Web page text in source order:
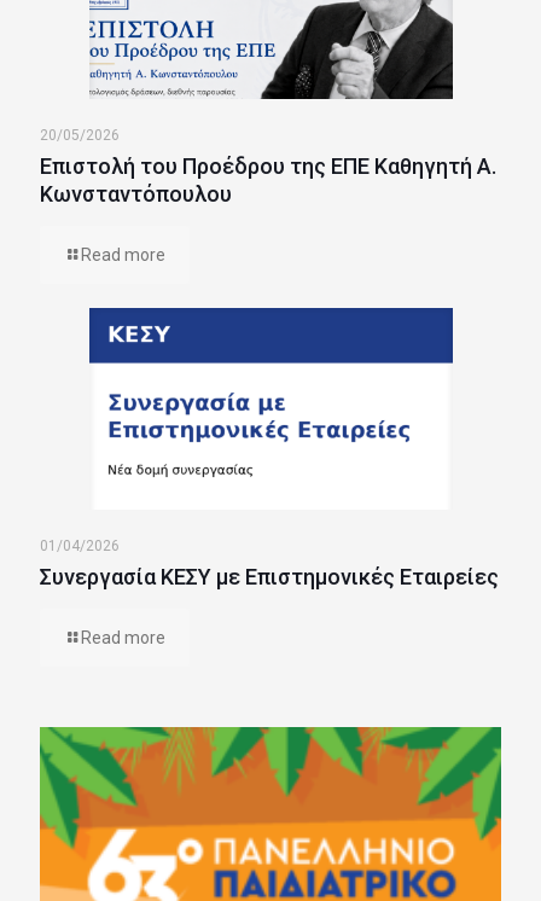
20/05/2026
Επιστολή του Προέδρου της ΕΠΕ Καθηγητή Α.
Κωνσταντόπουλου
Read more
01/04/2026
Συνεργασία ΚΕΣΥ με Επιστημονικές Εταιρείες
Read more